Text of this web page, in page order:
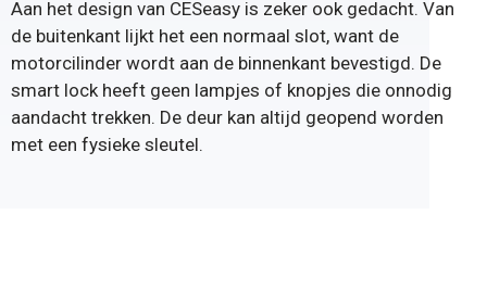
Aan het design van CESeasy is zeker ook gedacht. Van
de buitenkant lijkt het een normaal slot, want de
motorcilinder wordt aan de binnenkant bevestigd. De
smart lock heeft geen lampjes of knopjes die onnodig
aandacht trekken. De deur kan altijd geopend worden
met een fysieke sleutel.